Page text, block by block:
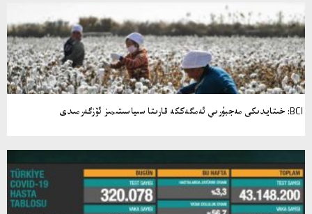
BCI: خىتايدىكى مەجبۇرىي ئەمگەككە قارىتا سىياسىتىمىز ئۆزگەرمىدى